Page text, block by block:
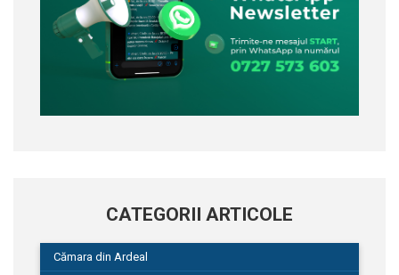
CATEGORII ARTICOLE
Cămara din Ardeal